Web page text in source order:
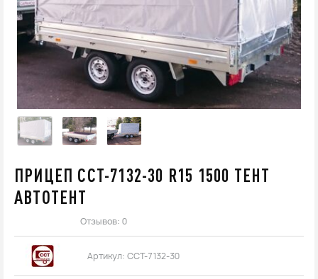
ПРИЦЕП ССТ-7132-30 R15 1500 ТЕНТ
АВТОТЕНТ
Отзывов: 0
Артикул: ССТ-7132-30